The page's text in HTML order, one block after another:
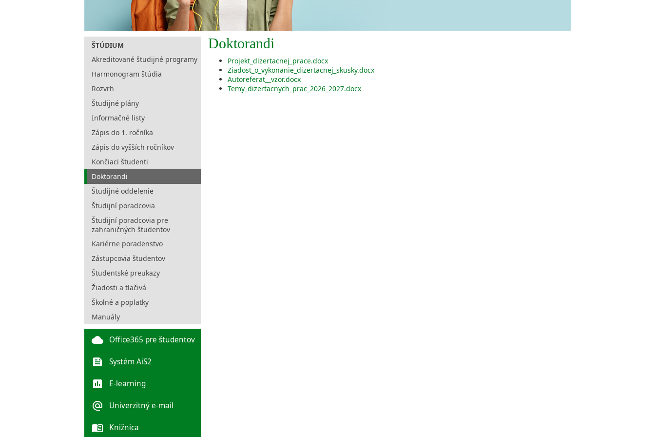
Doktorandi
Projekt_dizertacnej_prace.docx
Ziadost_o_vykonanie_dizertacnej_skusky.docx
Autoreferat__vzor.docx
Temy_dizertacnych_prac_2026_2027.docx
ŠTÚDIUM
Akreditované študijné programy
Harmonogram štúdia
Rozvrh
Študijné plány
Informačné listy
Zápis do 1. ročníka
Zápis do vyšších ročníkov
Končiaci študenti
Doktorandi
Študijné oddelenie
Študijní poradcovia
Študijní poradcovia pre
zahraničných študentov
Kariérne poradenstvo
Zástupcovia študentov
Študentské preukazy
Žiadosti a tlačivá
Školné a poplatky
Manuály
cloud Office365 pre študentov
feed Systém AiS2
poll E-learning
alternate_email Univerzitný e-mail
menu_book Knižnica